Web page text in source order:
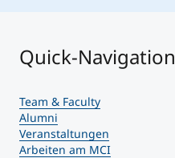
Quick-Navigation
Team & Faculty
Alumni
Veranstaltungen
Arbeiten am MCI